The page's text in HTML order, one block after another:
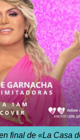
final de «La Casa